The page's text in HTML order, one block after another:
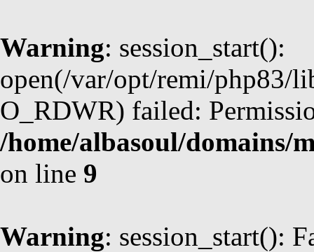
Warning: session_start():
open(/var/opt/remi/php83/
O_RDWR) failed:
/home/albasoul/domains/
on line 9
Warning: session_start():